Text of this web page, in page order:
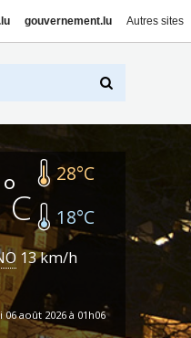
gouvernement.lu Autres sites
28°C
18°C
13km/h
06 août 2026 à 01h06